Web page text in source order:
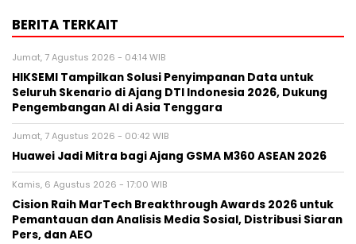
BERITA TERKAIT
Jumat, 7 Agustus 2026 - 04:14 WIB
HIKSEMI Tampilkan Solusi Penyimpanan Data untuk
Seluruh Skenario di Ajang DTI Indonesia 2026, Dukung
Pengembangan AI di Asia Tenggara
Jumat, 7 Agustus 2026 - 00:42 WIB
Huawei Jadi Mitra bagi Ajang GSMA M360 ASEAN 2026
Kamis, 6 Agustus 2026 - 17:00 WIB
Cision Raih MarTech Breakthrough Awards 2026 untuk
Pemantauan dan Analisis Media Sosial, Distribusi Siaran
Pers, dan AEO